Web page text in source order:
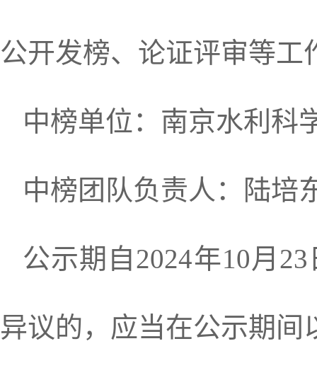
公开发榜、论证评审等
中榜单位：南京水利科
中榜团队负责人：陆培
公示期自2024年10月
异议的，应当在公示期